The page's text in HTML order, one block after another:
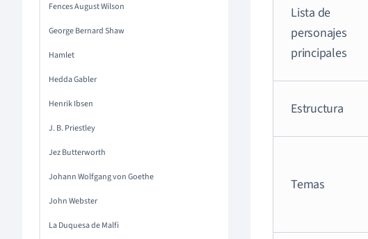
Fences August Wilson
George Bernard Shaw
Hamlet
Hedda Gabler
Henrik Ibsen
J. B. Priestley
Jez Butterworth
Johann Wolfgang von Goethe
John Webster
La Duquesa de Malfi
Lista de
personajes
principales
Estructura
Temas